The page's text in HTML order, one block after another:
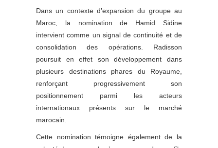
Dans un contexte d’expansion du groupe au
Maroc, la nomination de Hamid Sidine
intervient comme un signal de continuité et de
consolidation des opérations. Radisson
poursuit en effet son développement dans
plusieurs destinations phares du Royaume,
renforçant progressivement son
positionnement parmi les acteurs
internationaux présents sur le marché
marocain.
Cette nomination témoigne également de la